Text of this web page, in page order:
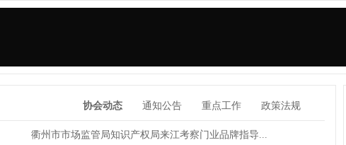
协会动态 通知公告 重点工作 政策法规
衢州市市场监管局知识产权局来江考察门业品牌指导...
浙江强派门业